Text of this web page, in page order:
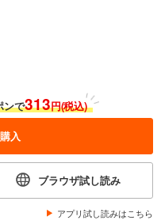
ンで313円(税込)
入
ブラウザ試し読み
アプリ試し読みはこちら